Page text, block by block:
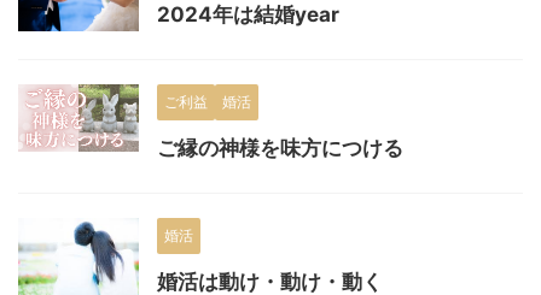
2024年は結婚year
ご利益 婚活
ご縁の神様を味方につける
婚活
婚活は動け・動け・動く